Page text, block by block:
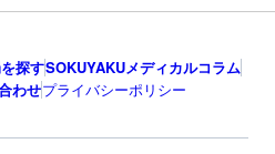
探すSOKUYAKUメディカルコラム
わせプライバシーポリシー